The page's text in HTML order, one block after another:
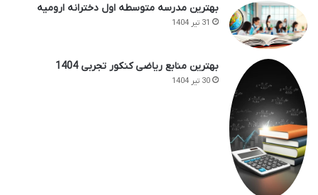
بهترین مدرسه متوسطه اول دخترانه ارومیه
31 تیر 1404
بهترین منابع ریاضی کنکور تجربی 1404
30 تیر 1404